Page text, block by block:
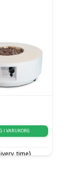
I VARUKORG